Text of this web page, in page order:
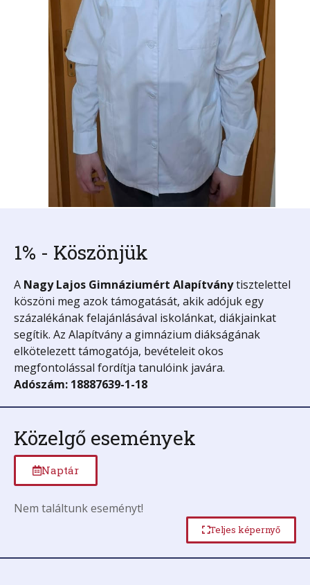
1% - Köszönjük
A Nagy Lajos Gimnáziumért Alapítványtisztelettel
köszöni meg azok támogatását, akik adójuk egy
százalékának felajánlásával iskolánkat, diákjainkat
segítik. Az Alapítvány a gimnázium diákságának
elkötelezett támogatója, bevételeit okos
megfontolással fordítja tanulóink javára.
Adószám: 18887639-1-18
Közelgő események
Naptár
Nem találtunk eseményt!
Teljes képernyő